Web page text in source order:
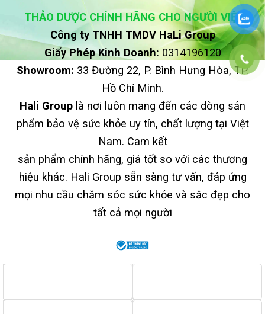
THẢO DƯỢC CHÍNH HÃNG CHO NGƯỜI VIỆT
Công ty TNHH TMDV HaLi Group
Giấy Phép Kinh Doanh: 0314196120
Showroom: 33 Đường 22, P. Bình Hưng Hòa, TP.
Hồ Chí Minh.
Hali Group là nơi luôn mang đến các dòng sản
phẩm bảo vệ sức khỏe uy tín, chất lượng tại Việt
Nam. Cam kết
sản phẩm chính hãng, giá tốt so với các thương
hiệu khác. Hali Group sẵn sàng tư vấn, đáp ứng
mọi nhu cầu chăm sóc sức khỏe và sắc đẹp cho
tất cả mọi người